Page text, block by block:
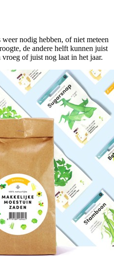
nodig hebben, of niet meteen
de andere helft kunnen juist
of juist nog laat in het jaar.